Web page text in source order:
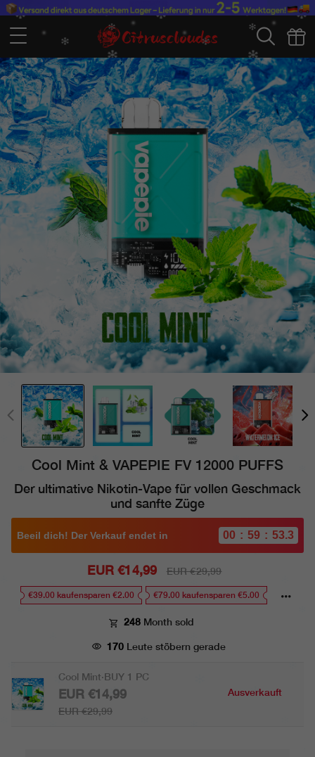
Cool Mint & VAPEPIE FV 12000 PUFFS
Der ultimative Nikotin-Vape für vollen Geschmack
und sanfte Züge
Beeil dich! Der Verkauf endet in 00 : 59 : 52.4
Sale
price
EUR €14,99
Regular
price
EUR €29,99
€39.00 kaufensparen €2.00 €79.00 kaufensparen €5.00
248 Month sold
170Leute stöbern gerade
Cool Mint·BUY 1 PC
EUR €14,99
EUR €29,99
Ausverkauft